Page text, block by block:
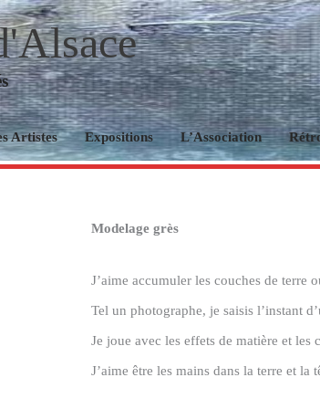
Artistes Expositions L’Association
Modelage grès
J’aime accumuler les couches de terre
Tel un photographe, je saisis l’instant
Je joue avec les effets de matière et les
J’aime être les mains dans la terre et la